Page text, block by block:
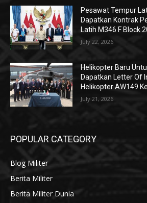
Pesawat Tempur
Dapatkan Kontrak
Latih M346 F Block
July 22, 2026
Helikopter Baru
Dapatkan Letter Of
Helikopter AW149
July 21, 2026
POPULAR CATEGORY
Blog Militer
Berita Militer
Berita Militer Dunia